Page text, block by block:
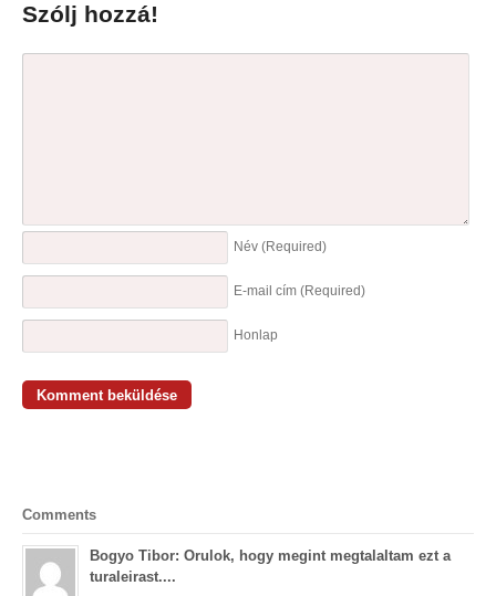
Szólj hozzá!
Név (Required)
E-mail cím (Required)
Honlap
Comments
Bogyo Tibor: Orulok, hogy megint megtalaltam ezt a
turaleirast....